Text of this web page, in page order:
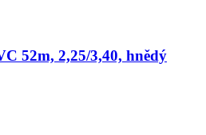
52m, 2,25/3,40, hnědý